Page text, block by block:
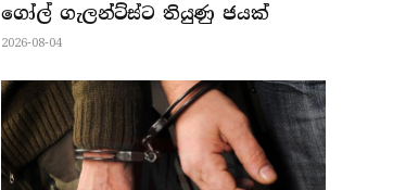
ගෝල් ගැලන්ට්ස්ට තියුණු ජයක්
2026-08-04